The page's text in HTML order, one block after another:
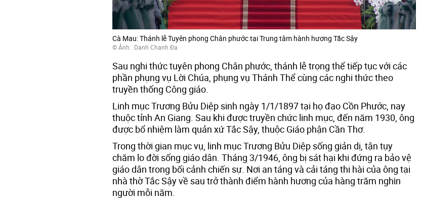
Cà Mau: Thánh lễ Tuyên phong Chân phước tại Trung tâm hành hương Tắc Sậy
© Ảnh : Danh Chanh Đa
Sau nghi thức tuyên phong Chân phước, thánh lễ trọng thể tiếp tục với các
phần phụng vụ Lời Chúa, phụng vụ Thánh Thể cùng các nghi thức theo
truyền thống Công giáo.
Linh mục Trương Bửu Diệp sinh ngày 1/1/1897 tại họ đạo Cồn Phước, nay
thuộc tỉnh An Giang. Sau khi được truyền chức linh mục, đến năm 1930, ông
được bổ nhiệm làm quản xứ Tắc Sậy, thuộc Giáo phận Cần Thơ.
Trong thời gian mục vụ, linh mục Trương Bửu Diệp sống giản dị, tận tụy
chăm lo đời sống giáo dân. Tháng 3/1946, ông bị sát hại khi đứng ra bảo vệ
giáo dân trong bối cảnh chiến sự. Nơi an táng và cải táng thi hài của ông tại
nhà thờ Tắc Sậy về sau trở thành điểm hành hương của hàng trăm nghìn
người mỗi năm.